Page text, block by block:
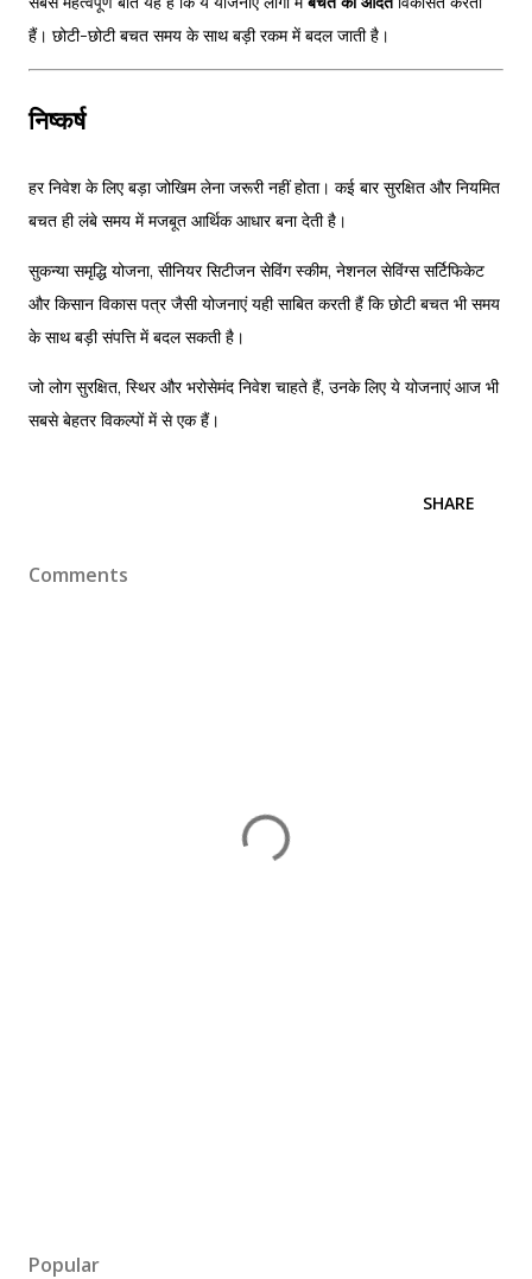
हैं। छोटी-छोटी बचत समय के साथ बड़ी रकम में बदल जाती है।
निष्कर्ष
हर निवेश के लिए बड़ा जोखिम लेना जरूरी नहीं होता। कई बार सुरक्षित और नियमित
बचत ही लंबे समय में मजबूत आर्थिक आधार बना देती है।
सुकन्या समृद्धि योजना, सीनियर सिटीजन सेविंग स्कीम, नेशनल सेविंग्स सर्टिफिकेट
और किसान विकास पत्र जैसी योजनाएं यही साबित करती हैं कि छोटी बचत भी समय
के साथ बड़ी संपत्ति में बदल सकती है।
जो लोग सुरक्षित, स्थिर और भरोसेमंद निवेश चाहते हैं, उनके लिए ये योजनाएं आज भी
सबसे बेहतर विकल्पों में से एक हैं।
SHARE
Comments
Popular